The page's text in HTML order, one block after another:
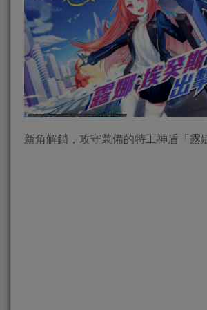
新角解鎖，攻守兼備的特工神盾「露